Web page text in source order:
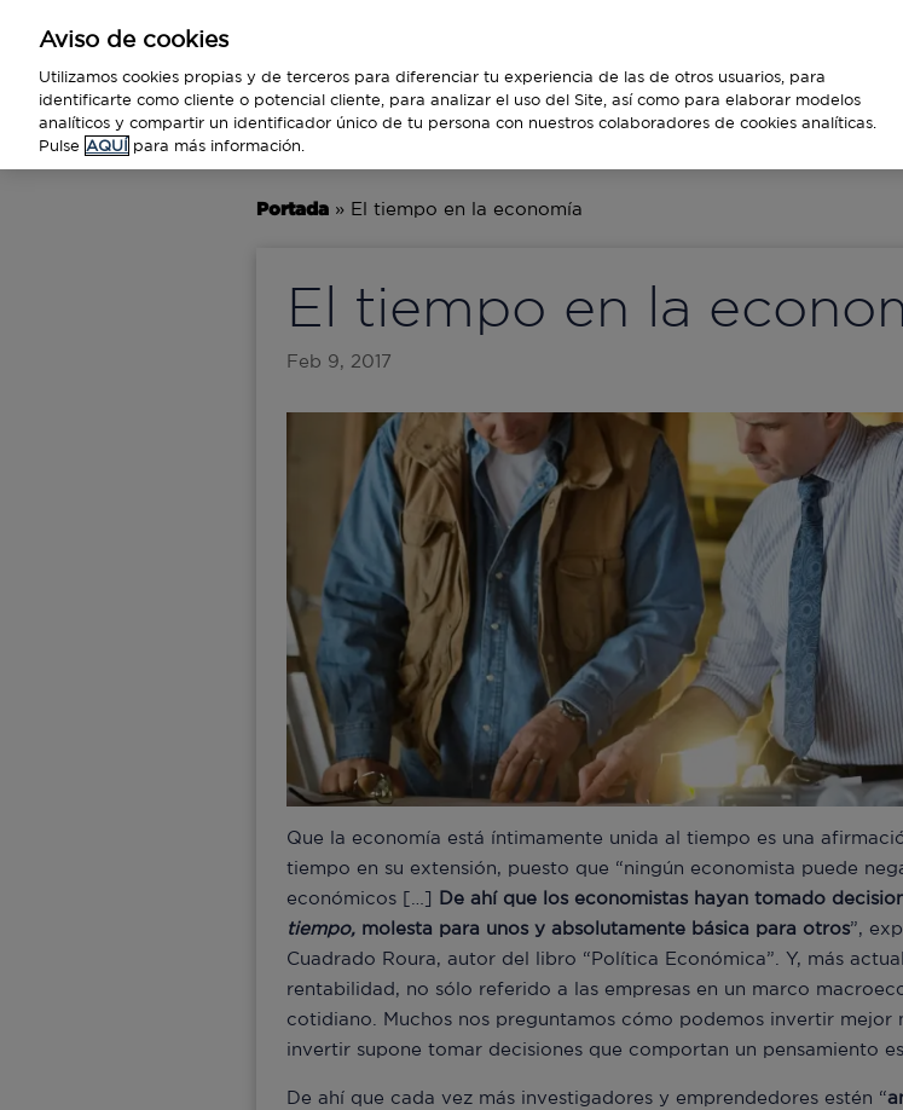
BUSINESS TECNOLOGÍA VIAJES
Portada » El tiempo en la economía
El tiempo en la
Feb 9, 2017
Que la economía está íntimamente unida al tiempo es una
tiempo en su extensión, puesto que “ningún economista puede
económicos […] De ahí que los economistas hayan tomado
tiempo, molesta para unos y absolutamente básica para otros”,
Cuadrado Roura, autor del libro “Política Económica”. Y, más
rentabilidad, no sólo referido a las empresas en un marco
cotidiano. Muchos nos preguntamos cómo podemos invertir
invertir supone tomar decisiones que comportan un pensamiento
De ahí que cada vez más investigadores y emprendedores estén “
Aviso de cookies
Utilizamos cookies propias y de terceros para diferenciar tu experiencia de las de otros usuarios, para
identificarte como cliente o potencial cliente, para analizar el uso del Site, así como para elaborar modelos
analíticos y compartir un identificador único de tu persona con nuestros colaboradores de cookies analíticas.
Pulse AQUÍ para más información.